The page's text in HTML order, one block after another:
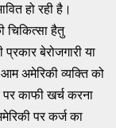
हो रही है।
चिकित्‍सा हैतु
बेरोजगारी या
अमेरिकी व्‍यक्‍ति को
पर काफी खर्च करना
पर कर्ज का